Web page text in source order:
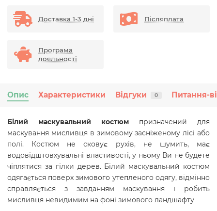
Доставка 1-3 дні Післяплата
Програма
лояльності
Опис Характеристики Відгуки 0 Питання-
Білий маскувальний костюм призначений для
маскування мисливця в зимовому засніженому лісі або
полі. Костюм не сковує рухів, не шумить, має
водовідштовхувальні властивості, у ньому Ви не будете
чіплятися за гілки дерев. Білий маскувальний костюм
одягається поверх зимового утепленого одягу, відмінно
справляється з завданням маскування і робить
мисливця невидимим на фоні зимового ландшафту